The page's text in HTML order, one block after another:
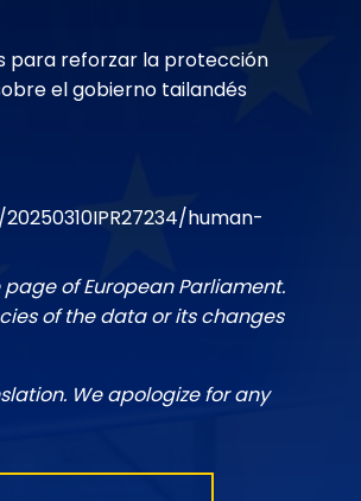
para reforzar la protección
el gobierno tailandés
human-
of European Parliament.
of the data or its changes
We apologize for any